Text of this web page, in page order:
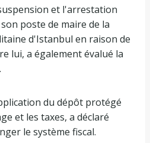
et l'arrestation
poste de maire de la
d'Istanbul en raison de
lui, a également évalué la
du dépôt protégé
et les taxes, a déclaré
le système fiscal.